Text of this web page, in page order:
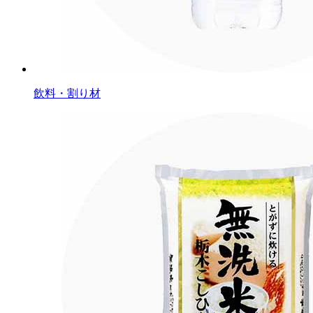
飲料・割り材